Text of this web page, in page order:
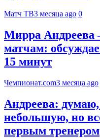
Матч ТВ3 месяца ago 0
Мирра Андреева
матчам:
15 минут
Чемпионат.com3 месяца ago
Андреева:
небольшую, но
первым тренером